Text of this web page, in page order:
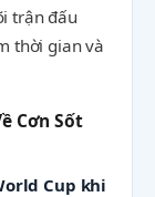
trận đấu
thời gian và
Cơn Sốt
Cup khi